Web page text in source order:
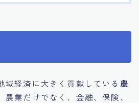
域経済に大きく貢献している 農
農業だけでなく、金融、保険、